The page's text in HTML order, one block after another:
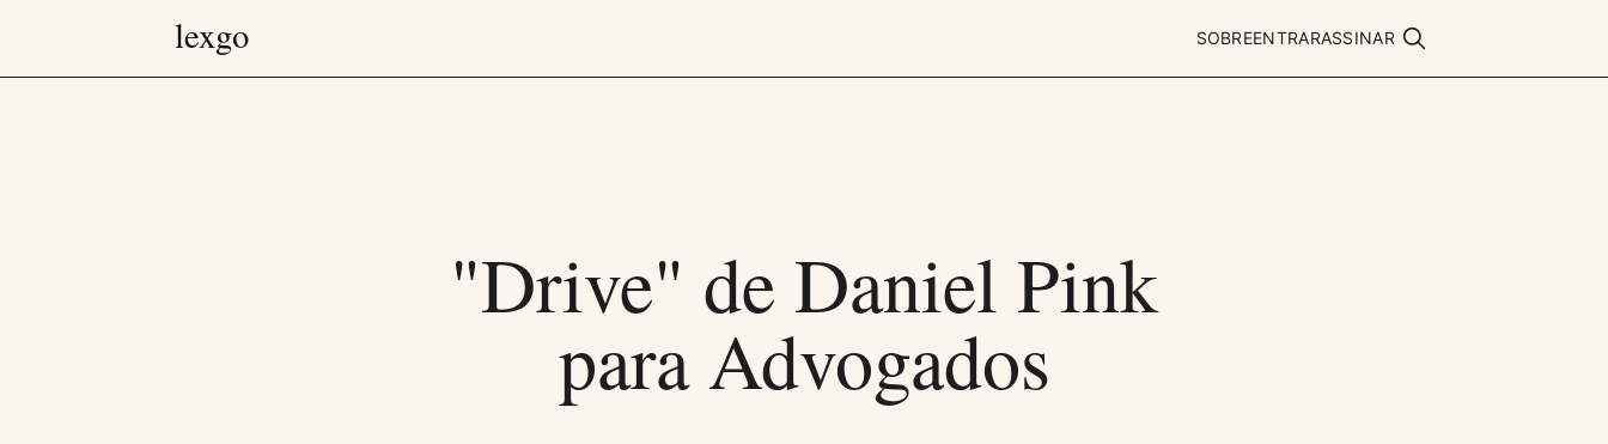
SOBREENTRARASSINAR
"Drive" de Daniel Pink
para Advogados